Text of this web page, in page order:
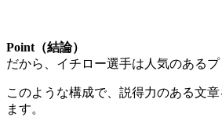
Point（結論）
だから、イチロー選手は人気のあるプ
このような構成で、説得力のある文
ます。